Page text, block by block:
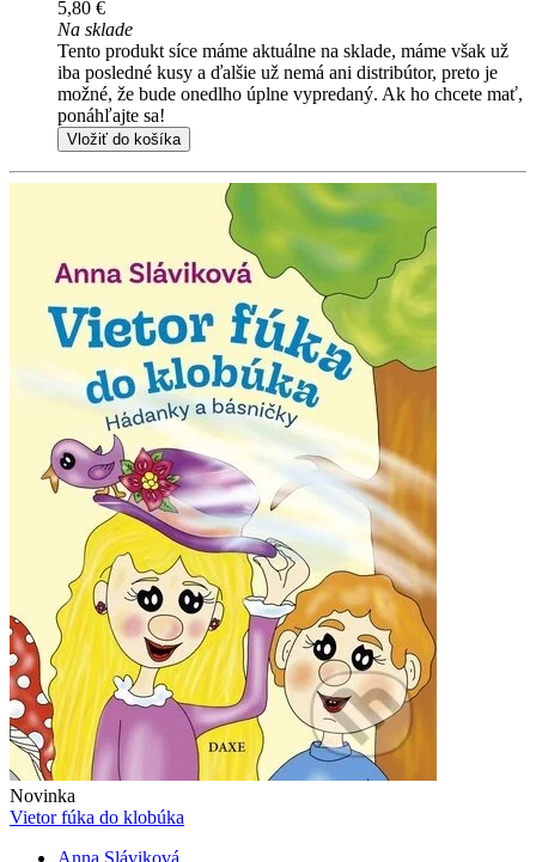
5,80 €
Na sklade
Tento produkt síce máme aktuálne na sklade, máme však už
iba posledné kusy a ďalšie už nemá ani distribútor, preto je
možné, že bude onedlho úplne vypredaný. Ak ho chcete mať,
ponáhľajte sa!
Vložiť do košíka
Novinka
Vietor fúka do klobúka